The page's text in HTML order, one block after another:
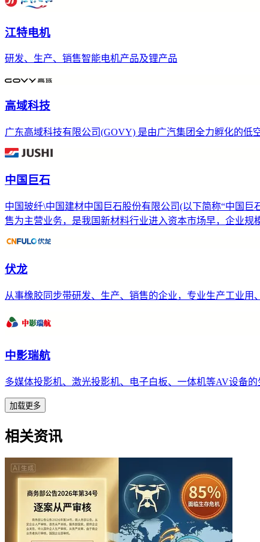
江特电机
研发、生产、销售智能电机产品及锂产品
高域科技
广东高域科技有限公司(GOVY) 是由广汽集团全力孵化的低
中国巨石
中国玻纤\中国建材中国巨石股份有限公司(以下简称“中国
售为主营业务，是我国新材料行业进入资本市场早，企业规
伏龙
从事橡胶同步带研发、生产、销售的企业，专业生产工业
中影瑞航
多媒体投影机、激光投影机、电子白板、一体机等AV设备的
加载更多
相关资讯